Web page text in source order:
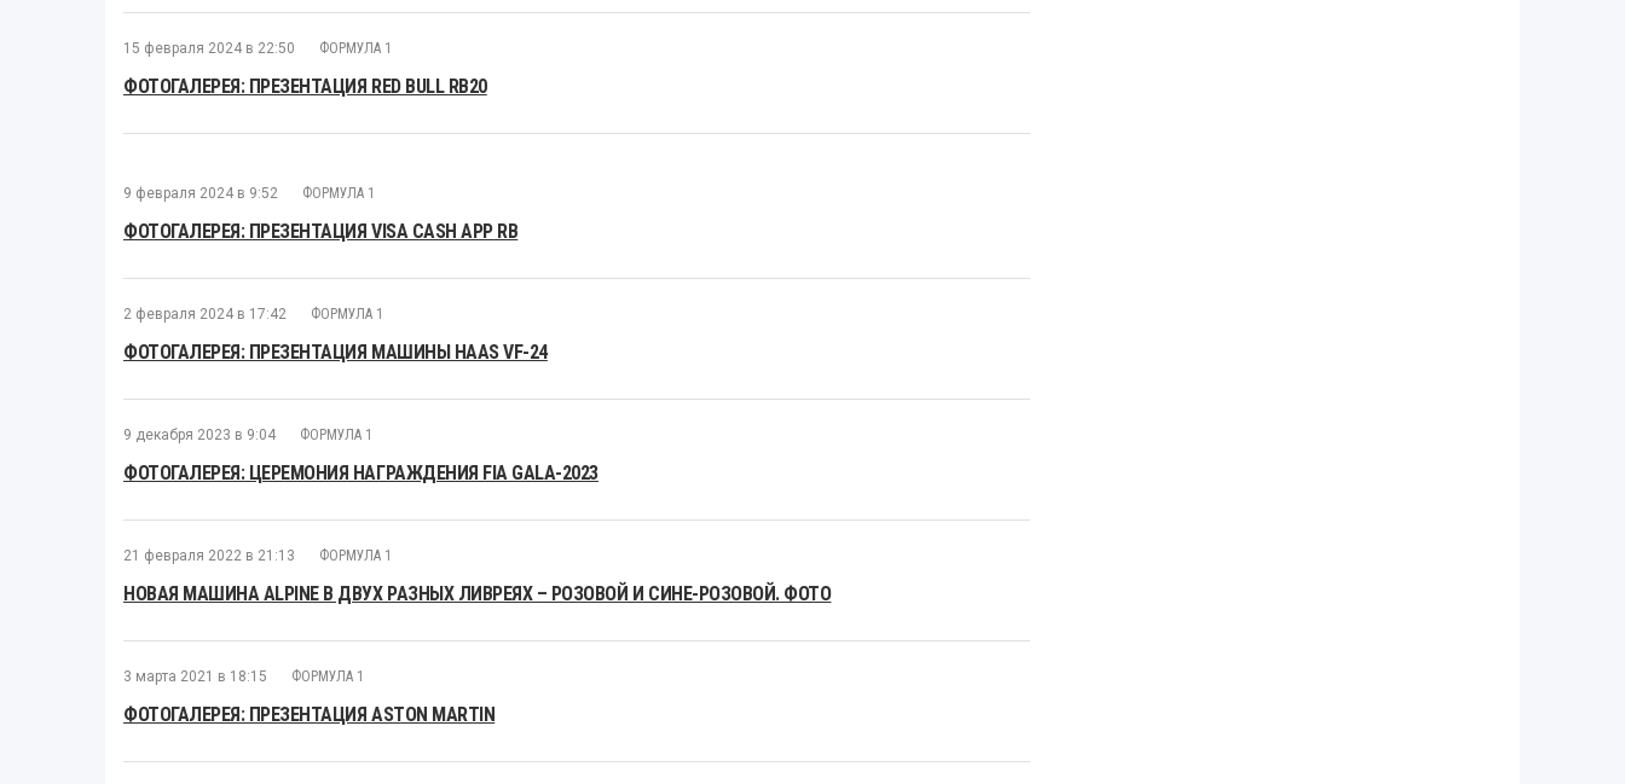
15 февраля 2024 в 22:50 ФОРМУЛА 1
ФОТОГАЛЕРЕЯ: ПРЕЗЕНТАЦИЯ RED BULL RB20
9 февраля 2024 в 9:52 ФОРМУЛА 1
ФОТОГАЛЕРЕЯ: ПРЕЗЕНТАЦИЯ VISA CASH APP RB
2 февраля 2024 в 17:42 ФОРМУЛА 1
ФОТОГАЛЕРЕЯ: ПРЕЗЕНТАЦИЯ МАШИНЫ HAAS VF-24
9 декабря 2023 в 9:04 ФОРМУЛА 1
ФОТОГАЛЕРЕЯ: ЦЕРЕМОНИЯ НАГРАЖДЕНИЯ FIA GALA-2023
21 февраля 2022 в 21:13 ФОРМУЛА 1
НОВАЯ МАШИНА ALPINE В ДВУХ РАЗНЫХ ЛИВРЕЯХ – РОЗОВОЙ И СИНЕ-РОЗОВОЙ. ФОТО
3 марта 2021 в 18:15 ФОРМУЛА 1
ФОТОГАЛЕРЕЯ: ПРЕЗЕНТАЦИЯ ASTON MARTIN